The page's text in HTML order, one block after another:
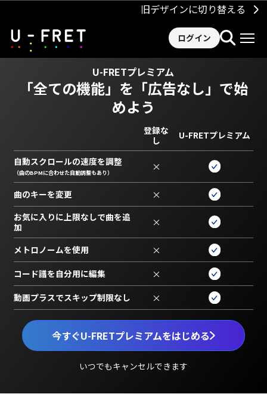
旧デザインに切り替える
ログイン
U-FRETプレミアム
「全ての機能」を 「広告なし」で始
めよう
今すぐU-FRETプレミアムをはじめる
いつでもキャンセルできます
登録な
し
U-FRETプレミアム
自動スクロールの速度を調整
（曲のBPMに合わせた自動調整もあり） ×
曲のキーを変更 ×
お気に入りに上限なしで曲を追
加
×
メトロノームを使用 ×
コード譜を自分用に編集 ×
動画プラスでスキップ制限なし ×